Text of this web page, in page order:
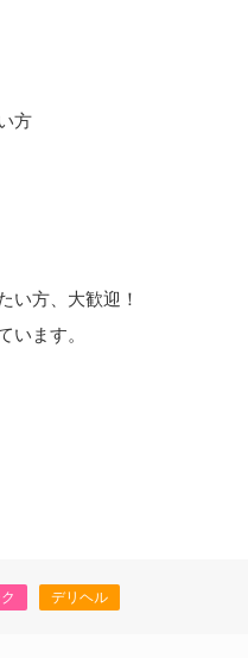
方
い方、大歓迎！
ます。
デリヘル